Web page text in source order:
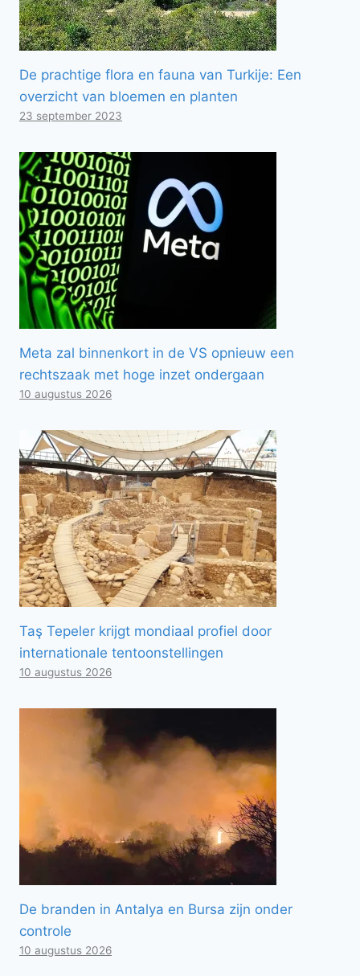
De prachtige flora en fauna van Turkije: Een
overzicht van bloemen en planten
23 september 2023
Meta zal binnenkort in de VS opnieuw een
rechtszaak met hoge inzet ondergaan
10 augustus 2026
Taş Tepeler krijgt mondiaal profiel door
internationale tentoonstellingen
10 augustus 2026
De branden in Antalya en Bursa zijn onder
controle
10 augustus 2026